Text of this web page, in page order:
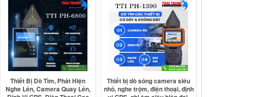
Thiết Bị Dò Tìm, Phát Hiện
Nghe Lén, Camera Quay Lén,
Thiết bị dò sóng camera siêu
nhỏ, nghe trộm, điện thoại, định